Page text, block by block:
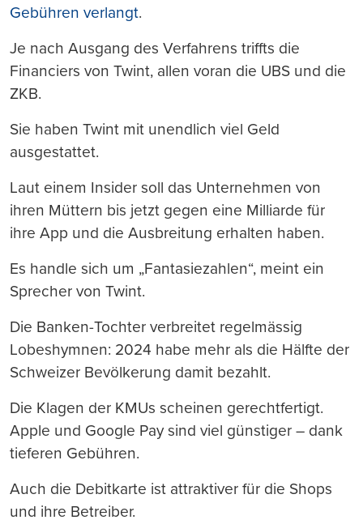
Gebühren verlangt.
Je nach Ausgang des Verfahrens triffts die
Financiers von Twint, allen voran die UBS und die
ZKB.
Sie haben Twint mit unendlich viel Geld
ausgestattet.
Laut einem Insider soll das Unternehmen von
ihren Müttern bis jetzt gegen eine Milliarde für
ihre App und die Ausbreitung erhalten haben.
Es handle sich um „Fantasiezahlen“, meint ein
Sprecher von Twint.
Die Banken-Tochter verbreitet regelmässig
Lobeshymnen: 2024 habe mehr als die Hälfte der
Schweizer Bevölkerung damit bezahlt.
Die Klagen der KMUs scheinen gerechtfertigt.
Apple und Google Pay sind viel günstiger – dank
tieferen Gebühren.
Auch die Debitkarte ist attraktiver für die Shops
und ihre Betreiber.